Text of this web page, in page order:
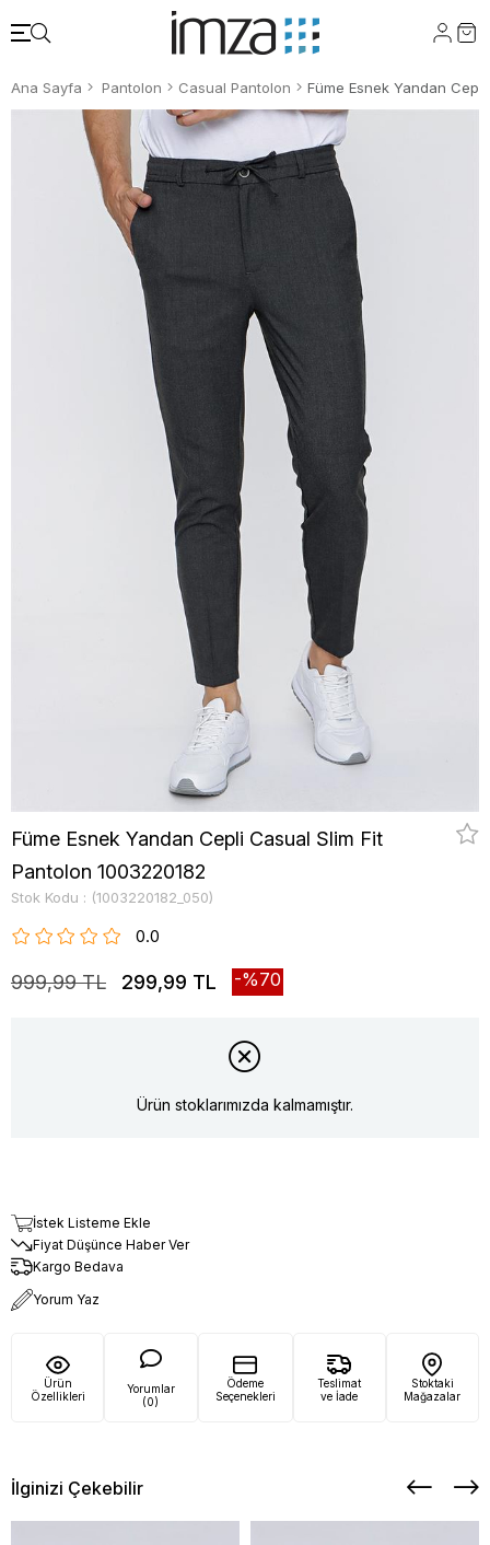
Ana Sayfa Pantolon Casual Pantolon
Füme Esnek Yandan Cepli Casual Slim Fit
Pantolon 1003220182
Stok Kodu (1003220182_050)
0.0
999,99 TL 299,99 TL 70
Ürün stoklarımızda kalmamıştır.
İstek Listeme Ekle
Fiyat Düşünce Haber Ver
Kargo Bedava
Yorum Yaz
Ürün
Özellikleri
Yorumlar
(0)
Ödeme
Seçenekleri
Teslimat
ve İade
Stoktaki
Mağazalar
İlginizi Çekebilir